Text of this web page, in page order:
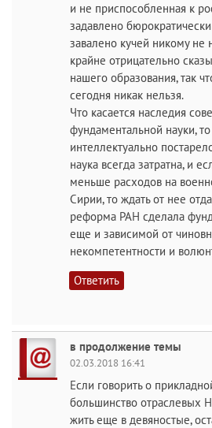
и не приспособленная к
задавлено
завалено кучей никому не
крайне отрицательно
нашего образования, так
сегодня никак нельзя.
Что касается наследия
фундаментальной науки,
интеллектуально
наука всегда затратна, и
меньше расходов на
Сирии, то ждать от нее
реформа РАН сделала
еще и зависимой от
некомпетентности и
Ответить
в продолжение темы
02.03.2018 16:41
Если говорить о
большинство отраслевых
жить еще в девяностые,